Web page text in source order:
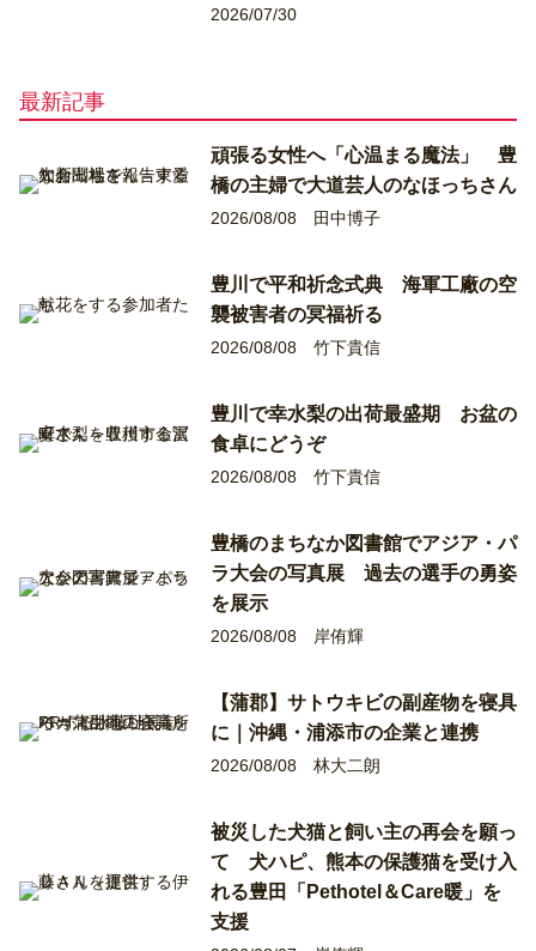
2026/07/30
最新記事
頑張る女性へ「心温まる魔法」 豊
橋の主婦で大道芸人のなほっちさん
2026/08/08 田中博子
豊川で平和祈念式典 海軍工廠の空
襲被害者の冥福祈る
2026/08/08 竹下貴信
豊川で幸水梨の出荷最盛期 お盆の
食卓にどうぞ
2026/08/08 竹下貴信
豊橋のまちなか図書館でアジア・パ
ラ大会の写真展 過去の選手の勇姿
を展示
2026/08/08 岸侑輝
【蒲郡】サトウキビの副産物を寝具
に｜沖縄・浦添市の企業と連携
2026/08/08 林大二朗
被災した犬猫と飼い主の再会を願っ
て 犬ハピ、熊本の保護猫を受け入
れる豊田「Pethotel＆Care暖」を
支援